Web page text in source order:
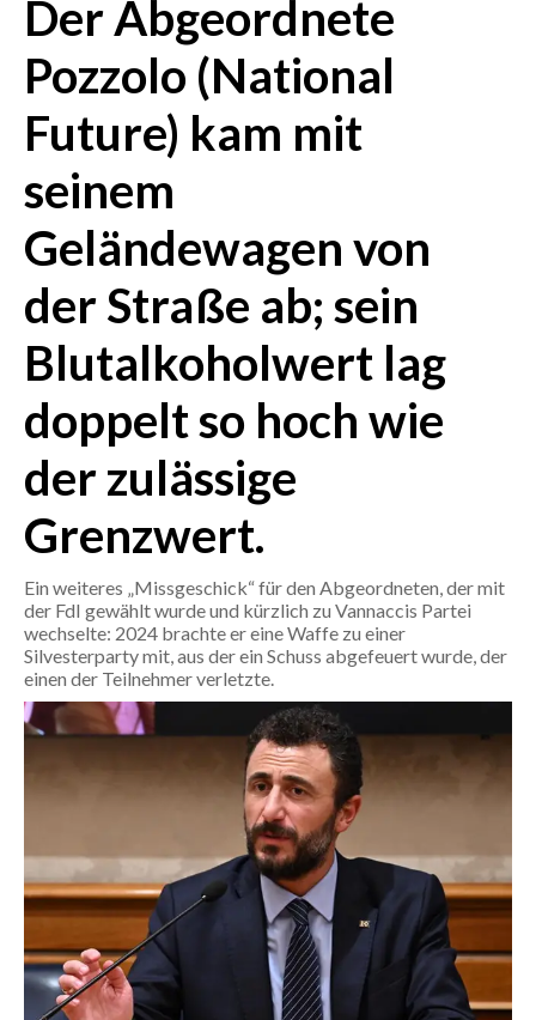
ITALIA
MONDO
POLITICA
ECONOMIA
SERVIZI ALLE IMPRESE
BANDI
SPORT IN SARDEGNA
SPORT
RISULTATI E CLASSIFICHE
CALCIO REGIONALE
BASKET
VOLLEY
MOTORI
TENNIS
SPETTACOLI
GOSSIP
SARDI NEL MONDO
Der Abgeordnete
Pozzolo (National
Future) kam mit
seinem
Geländewagen von
der Straße ab; sein
Blutalkoholwert lag
doppelt so hoch wie
der zulässige
Grenzwert.
Ein weiteres „Missgeschick“ für den Abgeordneten, der mit
der FdI gewählt wurde und kürzlich zu Vannaccis Partei
wechselte: 2024 brachte er eine Waffe zu einer
Silvesterparty mit, aus der ein Schuss abgefeuert wurde, der
einen der Teilnehmer verletzte.